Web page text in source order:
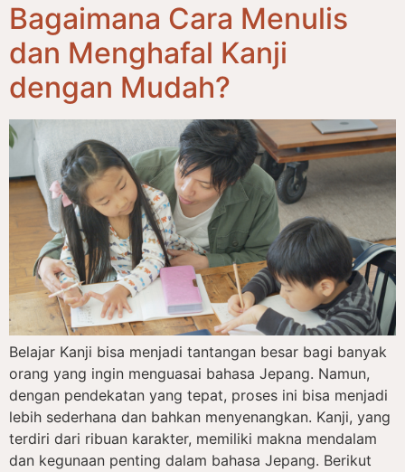
Bagaimana Cara Menulis
dan Menghafal Kanji
dengan Mudah?
Belajar Kanji bisa menjadi tantangan besar bagi banyak
orang yang ingin menguasai bahasa Jepang. Namun,
dengan pendekatan yang tepat, proses ini bisa menjadi
lebih sederhana dan bahkan menyenangkan. Kanji, yang
terdiri dari ribuan karakter, memiliki makna mendalam
dan kegunaan penting dalam bahasa Jepang. Berikut